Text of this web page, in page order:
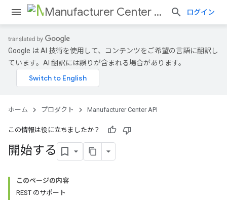
Manufacturer Center API ログイン
Google は AI 技術を使用して、コンテンツをご希望の言語に翻訳し
ています。AI 翻訳には誤りが含まれる場合があります。
ホーム プロダクト Manufacturer Center API
この情報は役に立ちましたか？
開始する
このページの内容
REST のサポート